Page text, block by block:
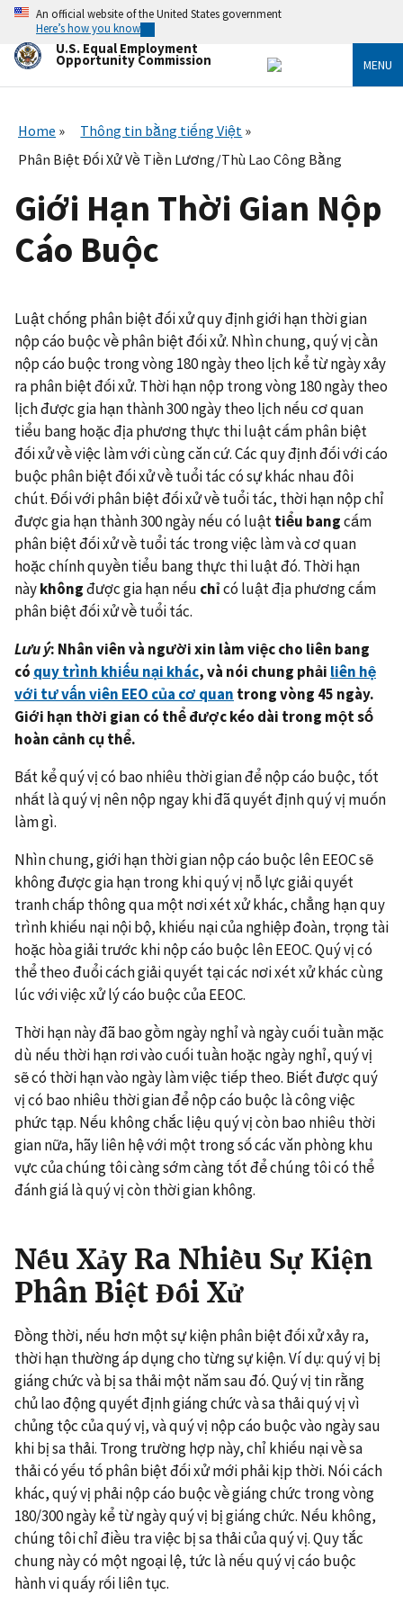
Skip
main
content
An official website of the United States government
Here’s how you know
U.S. Equal Employment
Opportunity Commission MENU
Home
Thông tin bằng tiếng Việt
Phân Biệt Đối Xử Về Tiền Lương/Thù Lao Công Bằng
Giới Hạn Thời Gian Nộp
Cáo Buộc
Luật chống phân biệt đối xử quy định giới hạn thời gian
nộp cáo buộc về phân biệt đối xử. Nhìn chung, quý vị cần
nộp cáo buộc trong vòng 180 ngày theo lịch kể từ ngày xảy
ra phân biệt đối xử. Thời hạn nộp trong vòng 180 ngày theo
lịch được gia hạn thành 300 ngày theo lịch nếu cơ quan
tiểu bang hoặc địa phương thực thi luật cấm phân biệt
đối xử về việc làm với cùng căn cứ. Các quy định đối với cáo
buộc phân biệt đối xử về tuổi tác có sự khác nhau đôi
chút. Đối với phân biệt đối xử về tuổi tác, thời hạn nộp chỉ
được gia hạn thành 300 ngày nếu có luậttiểu bangcấm
phân biệt đối xử về tuổi tác trong việc làm và cơ quan
hoặc chính quyền tiểu bang thực thi luật đó. Thời hạn
nàykhôngđược gia hạn nếu chỉcó luật địa phương cấm
phân biệt đối xử về tuổi tác.
Lưu ý: Nhân viên và người xin làm việc cho liên bang
có quy trình khiếu nại khác, và nói chung phải liên hệ
với tư vấn viên EEO của cơ quan trong vòng 45 ngày.
Giới hạn thời gian có thể được kéo dài trong một số
hoàn cảnh cụ thể.
Bất kể quý vị có bao nhiêu thời gian để nộp cáo buộc, tốt
nhất là quý vị nên nộp ngay khi đã quyết định quý vị muốn
làm gì.
Nhìn chung, giới hạn thời gian nộp cáo buộc lên EEOC sẽ
không được gia hạn trong khi quý vị nỗ lực giải quyết
tranh chấp thông qua một nơi xét xử khác, chẳng hạn quy
trình khiếu nại nội bộ, khiếu nại của nghiệp đoàn, trọng tài
hoặc hòa giải trước khi nộp cáo buộc lên EEOC. Quý vị có
thể theo đuổi cách giải quyết tại các nơi xét xử khác cùng
lúc với việc xử lý cáo buộc của EEOC.
Thời hạn này đã bao gồm ngày nghỉ và ngày cuối tuần mặc
dù nếu thời hạn rơi vào cuối tuần hoặc ngày nghỉ, quý vị
sẽ có thời hạn vào ngày làm việc tiếp theo. Biết được quý
vị có bao nhiêu thời gian để nộp cáo buộc là công việc
phức tạp. Nếu không chắc liệu quý vị còn bao nhiêu thời
gian nữa, hãy liên hệ với một trong số các văn phòng khu
vực của chúng tôi càng sớm càng tốt để chúng tôi có thể
đánh giá là quý vị còn thời gian không.
Nếu Xảy Ra Nhiều Sự Kiện
Phân Biệt Đối Xử
Đồng thời, nếu hơn một sự kiện phân biệt đối xử xảy ra,
thời hạn thường áp dụng cho từng sự kiện. Ví dụ: quý vị bị
giáng chức và bị sa thải một năm sau đó. Quý vị tin rằng
chủ lao động quyết định giáng chức và sa thải quý vị vì
chủng tộc của quý vị, và quý vị nộp cáo buộc vào ngày sau
khi bị sa thải. Trong trường hợp này, chỉ khiếu nại về sa
thải có yếu tố phân biệt đối xử mới phải kịp thời. Nói cách
khác, quý vị phải nộp cáo buộc về giáng chức trong vòng
180/300 ngày kể từ ngày quý vị bị giáng chức. Nếu không,
chúng tôi chỉ điều tra việc bị sa thải của quý vị. Quy tắc
chung này có một ngoại lệ, tức là nếu quý vị cáo buộc
hành vi quấy rối liên tục.